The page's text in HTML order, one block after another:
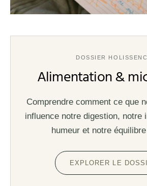
DOSSIER
Alimentation &
Comprendre comment ce que
influence notre digestion, notre
humeur et notre
EXPLORER LE